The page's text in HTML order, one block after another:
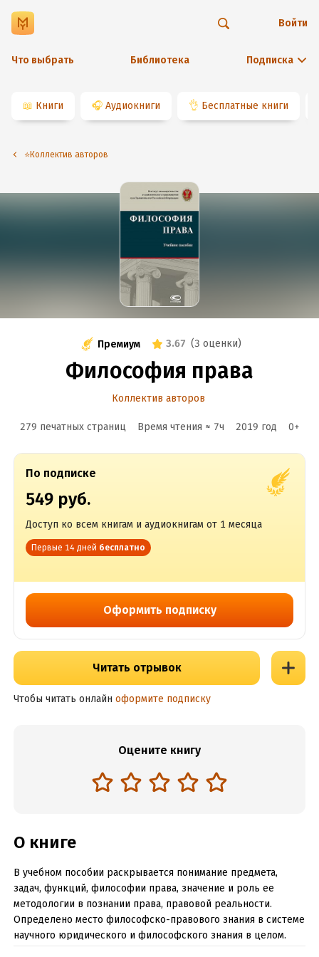
Что выбрать Библиотека Подписка
Войти
📖 Книги 🎧 Аудиокниги 👌 Бесплатные книги
⭐️Коллектив авторов
Премиум 3.67 (3 оценки)
Философия права
Коллектив авторов
279 печатных страниц Время чтения ≈ 7ч 2019 год 0+
По подписке
549 руб.
Доступ ко всем книгам и аудиокнигам от 1 месяца
Первые 14 дней бесплатно
Оформить подписку
Читать отрывок
Чтобы читать онлайн оформите подписку
Оцените книгу
О книге
В учебном пособии раскрывается понимание предмета,
задач, функций, философии права, значение и роль ее
методологии в познании права, правовой реальности.
Определено место философско-правового знания в системе
научного юридического и философского знания в целом.